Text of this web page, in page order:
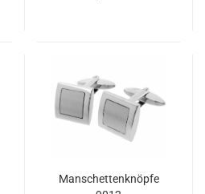
Manschettenknöpfe